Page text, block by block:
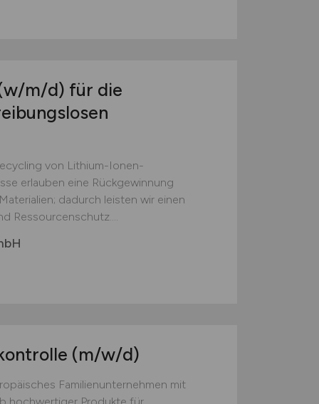
m/d) für die
von Lithium-Ionen-
erlauben eine Rückgewinnung
dadurch leisten wir einen
Ressourcenschutz....
(m/w/d)
Familienunternehmen mit